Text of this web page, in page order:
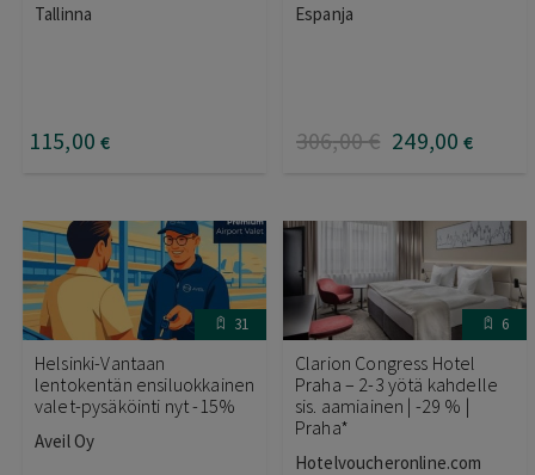
Tallinna
115,00 €
Espanja
306,00€ 249,00 €
31
Helsinki-Vantaan
lentokentän ensiluokkainen
valet-pysäköinti nyt -15%
Aveil Oy
6
Clarion Congress Hotel
Praha – 2-3 yötä kahdelle
sis. aamiainen | -29 % |
Praha*
Hotelvoucheronline.com